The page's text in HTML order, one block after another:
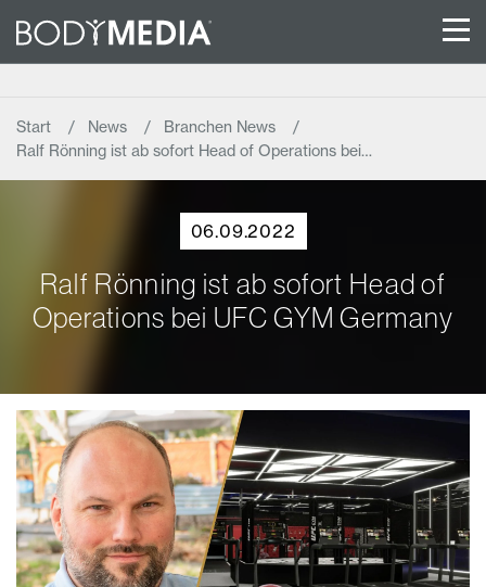
Start News
Branchen News
Ralf Rönning ist ab sofort Head of Operations bei…
06.09.2022
Ralf Rönning ist ab sofort Head of
Operations bei UFC GYM Germany